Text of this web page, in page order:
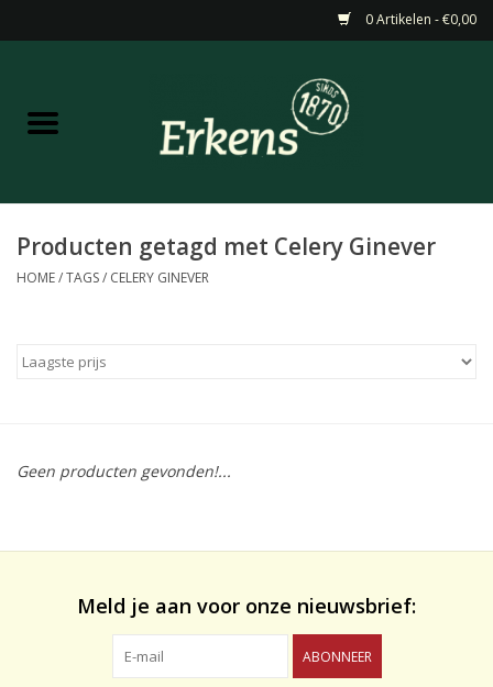
0 Artikelen - €0,00
Home
Barneveldse specialiteiten
Gedistilleerd &
Producten getagd met Celery Ginever
HOME/TAGS/ CELERY GINEVER
Geen producten gevonden!...
Meld je aan voor onze nieuwsbrief:
ABONNEER